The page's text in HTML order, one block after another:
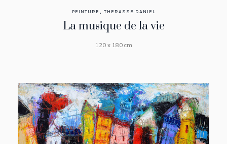
PEINTURE , THERASSE DANIEL
La musique de la vie
120 x 180 cm